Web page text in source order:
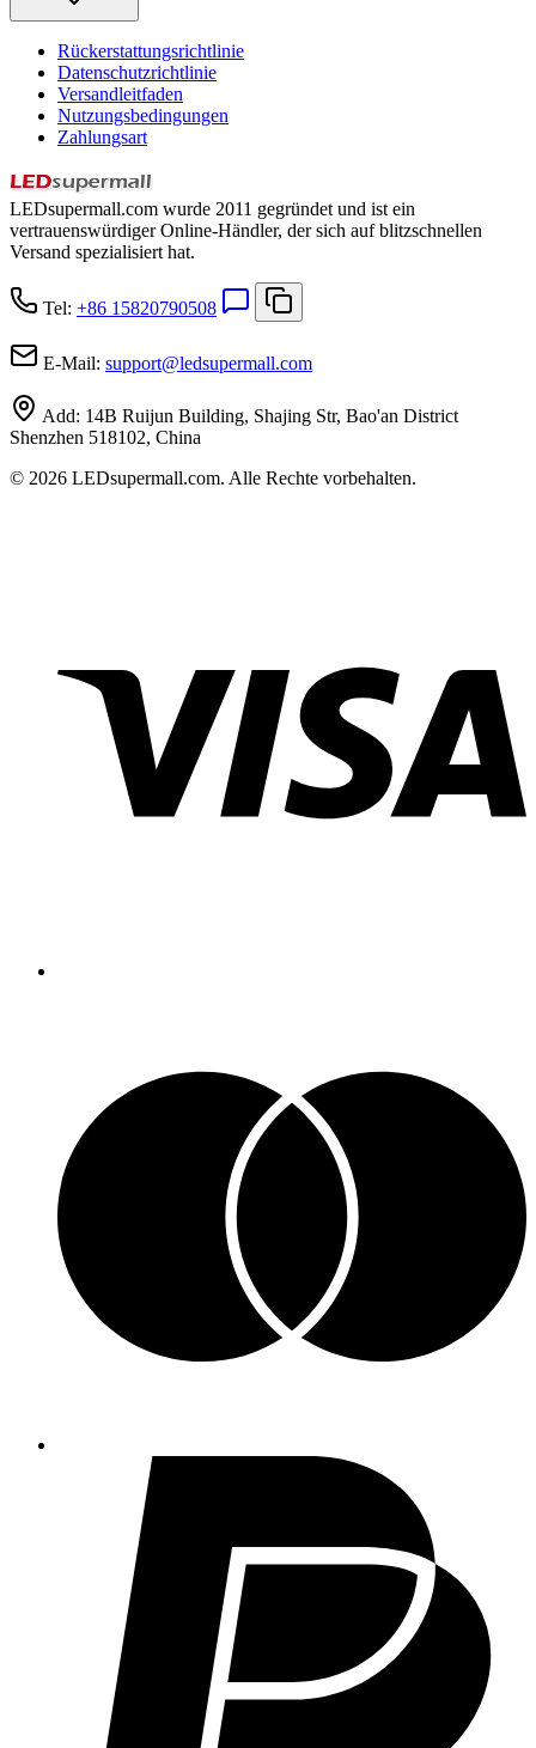
Rückerstattungsrichtlinie
Datenschutzrichtlinie
Versandleitfaden
Nutzungsbedingungen
Zahlungsart
LEDsupermall.com wurde 2011 gegründet und ist ein
vertrauenswürdiger Online-Händler, der sich auf blitzschnellen
Versand spezialisiert hat.
Tel: +86 15820790508
E-Mail: support@ledsupermall.com
Add: 14B Ruijun Building, Shajing Str, Bao'an District
Shenzhen 518102, China
© 2026 LEDsupermall.com. Alle Rechte vorbehalten.